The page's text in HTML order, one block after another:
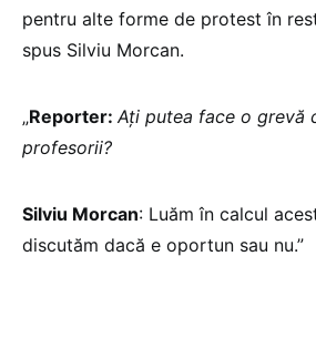
pentru alte forme de protest în
spus Silviu Morcan.
„Reporter: Ați putea face o grevă
profesorii?
Silviu Morcan: Luăm în calcul
discutăm dacă e oportun sau nu.”